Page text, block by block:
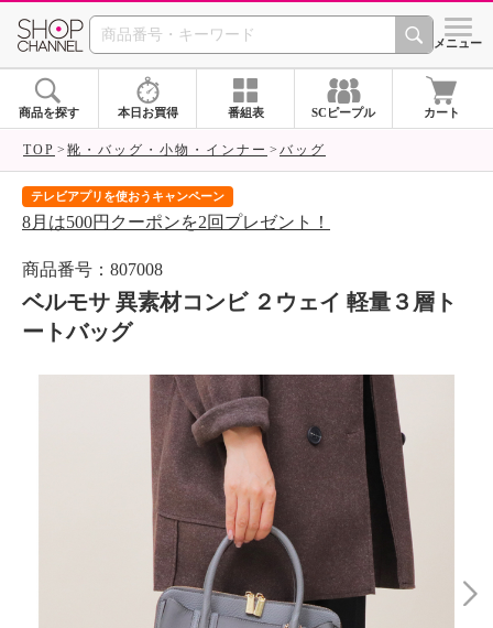
SHOP CHANNEL シメニュー
商品を探す 本日お買得 番組表 SCピープル カート
TOP 靴・バッグ・小物・インナー バッグ
テレビアプリを使おうキャンペーン
8月は500円クーポンを2回プレゼント！
商品番号：807008
ベルモサ 異素材コンビ ２ウェイ 軽量３層ト
ートバッグ